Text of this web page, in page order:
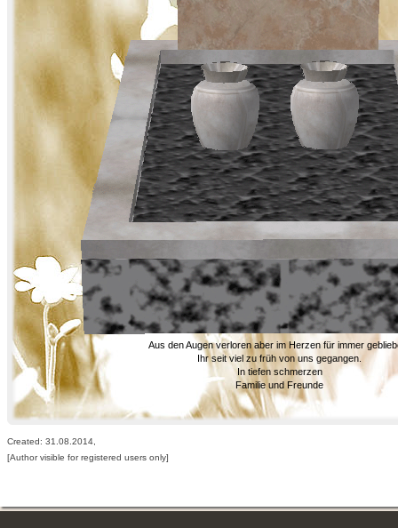
Aus den Augen verloren aber im Herzen für immer
Ihr seit viel zu früh von uns gegangen.
In tiefen schmerzen
Familie und Freunde
Created: 31.08.2014,
[Author visible for registered users only]